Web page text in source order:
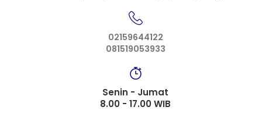
02159644122
081519053933
Senin - Jumat
8.00 - 17.00 WIB